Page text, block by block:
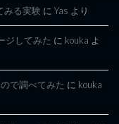
みる実験 に Yas より
ジしてみた に kouka よ
で調べてみた に kouka